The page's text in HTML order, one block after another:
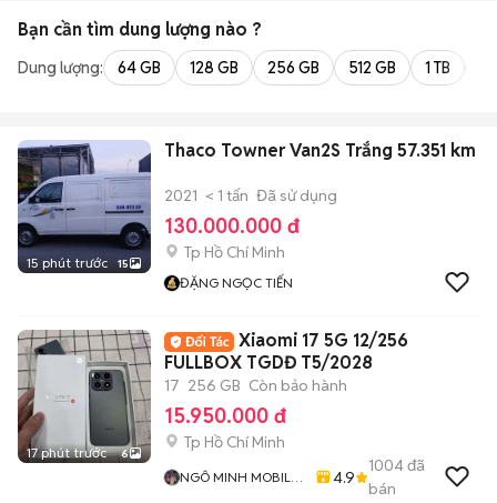
Bạn cần tìm dung lượng nào ?
Dung lượng: 64 GB 128 GB 256 GB 512 GB 1 TB
15 phút trước 15
Thaco Towner Van2S Trắng 57.351 km
2021 < 1 tấn Đã sử dụng
130.000.000 đ
Tp Hồ Chí Minh
ĐẶNG NGỌC TIẾN
17 phút trước 6
Xiaomi 17 5G 12/256
FULLBOX TGDĐ T5/2028
17 256 GB Còn bảo hành
15.950.000 đ
Tp Hồ Chí Minh
NGÔ MINH MOBILE
4.9
1004đã
bán